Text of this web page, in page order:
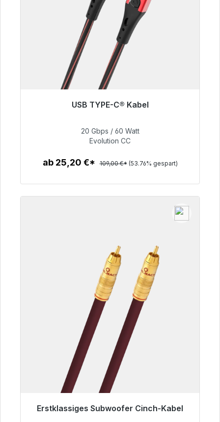
USB TYPE-C® Kabel
50,40 €
20 Gbps / 60 Watt
Evolution CC
ab 25,20 €* 109,00 €* (53.76% gespart)
Erstklassiges Subwoofer Cinch-Kabel